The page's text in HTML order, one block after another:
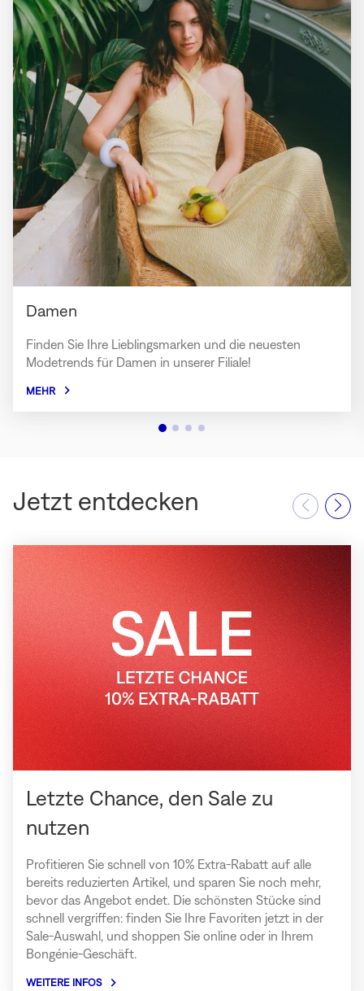
Damen
Finden Sie Ihre Lieblingsmarken und die neuesten
Modetrends für Damen in unserer Filiale!
MEHR
Jetzt entdecken
Letzte Chance, den Sale zu
nutzen
Profitieren Sie schnell von 10% Extra-Rabatt auf alle
bereits reduzierten Artikel, und sparen Sie noch mehr,
bevor das Angebot endet. Die schönsten Stücke sind
schnell vergriffen: finden Sie Ihre Favoriten jetzt in der
Sale-Auswahl, und shoppen Sie online oder in Ihrem
Bongénie-Geschäft.
WEITERE INFOS